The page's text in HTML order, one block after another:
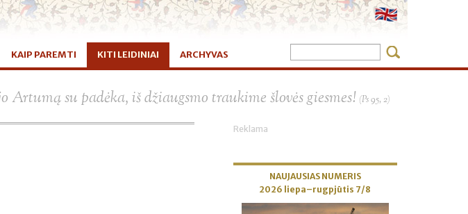
KAIP PAREMTI KITI LEIDINIAI ARCHYVAS
Artumą su padėka, iš džiaugsmo traukime šlovės giesmes! (Ps 95, 2)
Reklama
NAUJAUSIAS NUMERIS
2026 liepa–rugpjūtis 7/8